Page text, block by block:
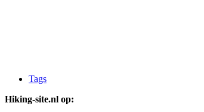
Tags
Hiking-site.nl op: